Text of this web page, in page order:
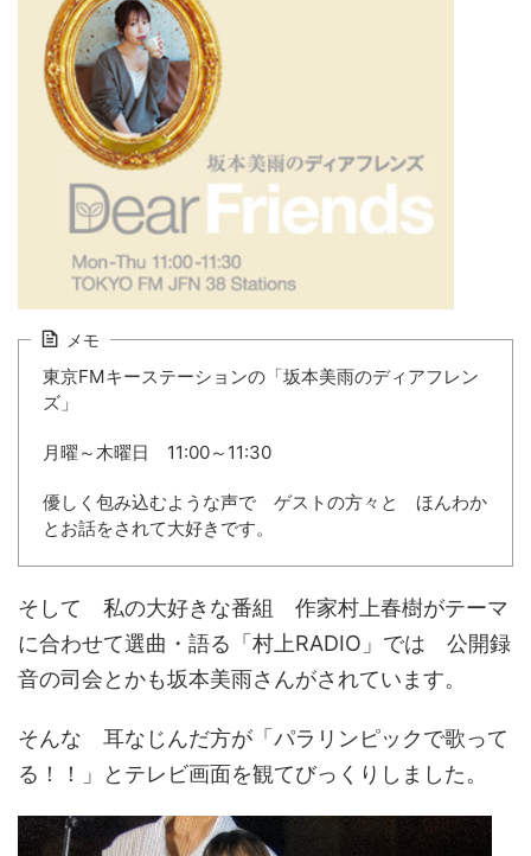
メモ
東京FMキーステーションの「坂本美雨のディアフレン
ズ」
月曜～木曜日 11:00～11:30
優しく包み込むような声で ゲストの方々と ほんわか
とお話をされて大好きです。
そして 私の大好きな番組 作家村上春樹がテーマ
に合わせて選曲・語る「村上RADIO」では 公開録
音の司会とかも坂本美雨さんがされています。
そんな 耳なじんだ方が「パラリンピックで歌って
る！！」とテレビ画面を観てびっくりしました。